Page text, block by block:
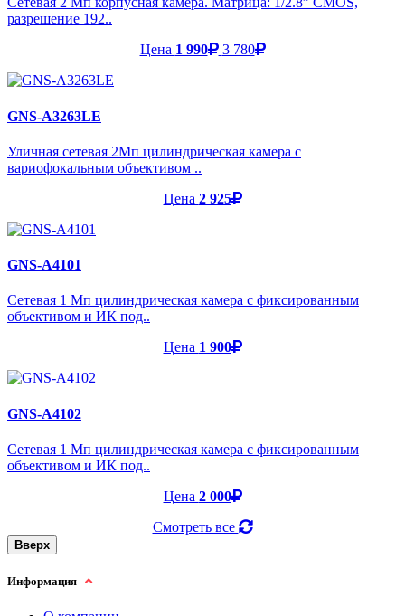
разрешение 192..
Цена 1 990 3 780
GNS-A3263LE
Уличная сетевая 2Мп цилиндрическая камера с
вариофокальным объективом ..
Цена 2 925
GNS-A4101
Cетевая 1 Мп цилиндрическая камера с фиксированным
объективом и ИК под..
Цена 1 900
GNS-A4102
Cетевая 1 Мп цилиндрическая камера с фиксированным
объективом и ИК под..
Цена 2 000
Смотреть все
Вверх
Информация